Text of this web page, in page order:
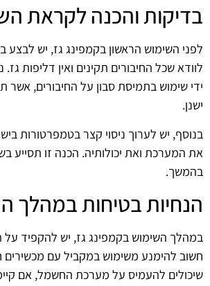
בדיקות והכנה לקראת
לפני השימוש הראשון בקמפינג גז, יש לבצע
לוודא שכל החיבורים תקינים ואין דליפות
ידי שימוש בתמיסת סבון על החיבורים, אשר
ישנן.
בנוסף, יש לערוך ניסוי קצר בטמפרטורות
את המערכת ואת יכולותיה. הכנה זו תסייע
בהמשך.
הנחיות בטיחות במהלך
במהלך השימוש בקמפינג גז, יש להקפיד על
חשוב להימנע משימוש במקביל עם מכשירים
שיכולים להעמיס על מערכת החשמל, אם